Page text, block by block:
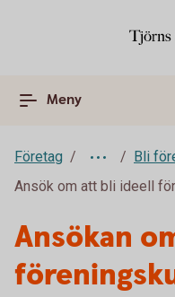
Meny
Företag
Bli
Ansök om att bli ideell
Ansökan